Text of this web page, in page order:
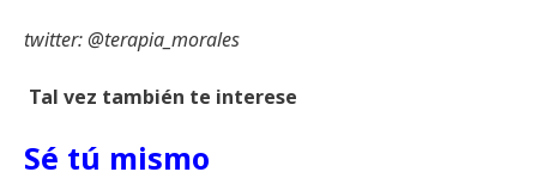
twitter: @terapia_morales
Tal vez también te interese
Sé tú mismo